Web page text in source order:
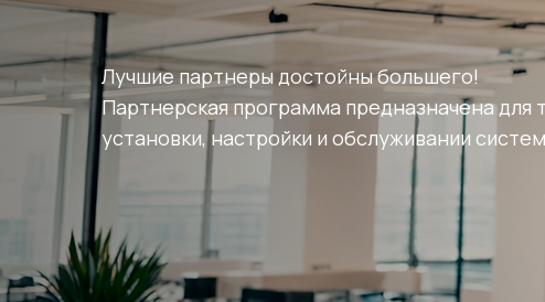
Лучшие партнеры достойны большего!
Партнерская программа предназначена для
установки, настройки и обслуживании